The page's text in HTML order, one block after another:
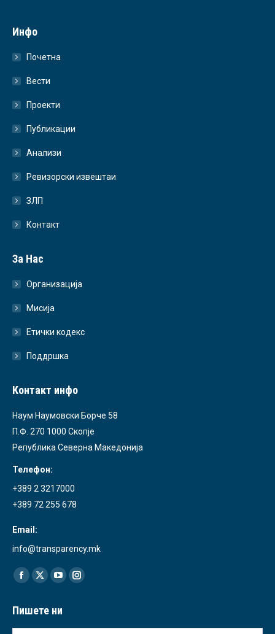
Инфо
Почетна
Вести
Проекти
Публикации
Анализи
Ревизорски извештаи
ЗЛП
Контакт
За Нас
Организација
Мисија
Етички кодекс
Поддршка
Контакт инфо
Наум Наумовски Борче 58
П.Ф. 270 1000 Скопје
Република Северна Македонија
Телефон:
+389 2 3217000
+389 72 255 678
Email:
info@transparency.mk
Find us on:
Facebook
opens
in
X
opens
in
YouTube
opens
in
Instagram
in
Пишете ни